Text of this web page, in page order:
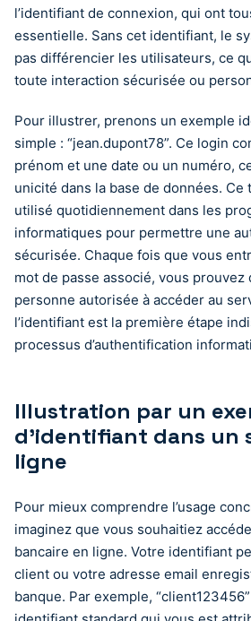
l’identifiant de connexion, qui ont
essentielle. Sans cet identifiant, le
pas différencier les utilisateurs, ce
toute interaction sécurisée ou
Pour illustrer, prenons un exemple
simple : “jean.dupont78”. Ce login
prénom et une date ou un numéro,
unicité dans la base de données. Ce
utilisé quotidiennement dans les
informatiques pour permettre une
sécurisée. Chaque fois que vous
mot de passe associé, vous
personne autorisée à accéder au
l’identifiant est la première étape
processus d’authentification
Illustration par un
d’identifiant dans un
ligne
Pour mieux comprendre l’usage
imaginez que vous souhaitiez
bancaire en ligne. Votre identifiant
client ou votre adresse email
banque. Par exemple,